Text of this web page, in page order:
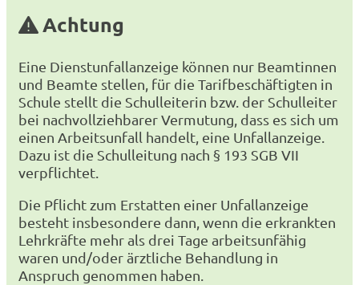
Achtung
Eine Dienstunfallanzeige können nur Beamtinnen
und Beamte stellen, für die Tarifbeschäftigten in
Schule stellt die Schulleiterin bzw. der Schulleiter
bei nachvollziehbarer Vermutung, dass es sich um
einen Arbeitsunfall handelt, eine Unfallanzeige.
Dazu ist die Schulleitung nach § 193 SGB VII
verpflichtet.
Die Pflicht zum Erstatten einer Unfallanzeige
besteht insbesondere dann, wenn die erkrankten
Lehrkräfte mehr als drei Tage arbeitsunfähig
waren und/oder ärztliche Behandlung in
Anspruch genommen haben.